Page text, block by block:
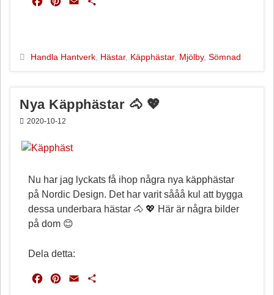
b
e
t
l
Handla Hantverk Hästar, Käpphästar, Mjölby, Sömnad
Nya Käpphästar 🐴 💖
2020-10-12
Nu har jag lyckats få ihop några nya käpphästar
på Nordic Design. Det har varit sååå kul att bygga
dessa underbara hästar 🐴 💖 Här är några bilder
på dom 😊
Dela detta: